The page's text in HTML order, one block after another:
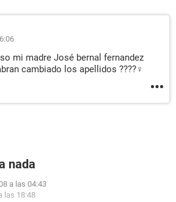
mi madre José bernal fernandez
cambiado los apellidos ????‍♀️
nada
a las 04:43
las 18:48